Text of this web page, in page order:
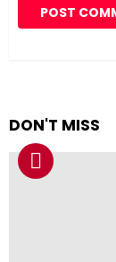
DON'T MISS